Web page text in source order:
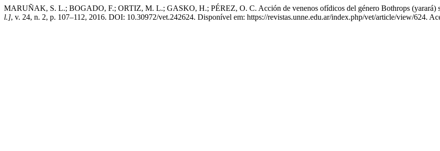
MARUÑAK, S. L.; BOGADO, F.; ORTIZ, M. L.; GASKO, H.; PÉREZ, O. C. Acción de venenos ofídicos del género Bothrops (yarará)
l.], v. 24, n. 2, p. 107–112, 2016. DOI: 10.30972/vet.242624. Disponível em: https://revistas.unne.edu.ar/index.php/vet/article/view/624.